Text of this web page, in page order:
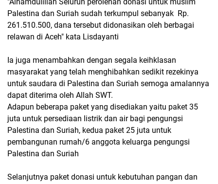
Palestina dan Suriah sudah terkumpul sebanyak Rp.
261.510.500, dana tersebut didonasikan oleh berbagai
relawan di Aceh" kata Lisdayanti
Ia juga menambahkan dengan segala keihklasan
masyarakat yang telah menghibahkan sedikit rezekinya
untuk saudara di Palestina dan Suriah semoga amalannya
dapat diterima oleh Allah SWT.
Adapun beberapa paket yang disediakan yaitu paket 35
juta untuk persediaan listrik dan air bagi pengungsi
Palestina dan Suriah, kedua paket 25 juta untuk
pembangunan rumah/6 anggota keluarga pengungsi
Palestina dan Suriah
Selanjutnya paket donasi untuk kebutuhan pangan dan